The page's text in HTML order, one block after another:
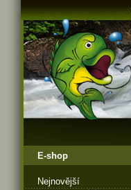
E-shop
Nejnovější